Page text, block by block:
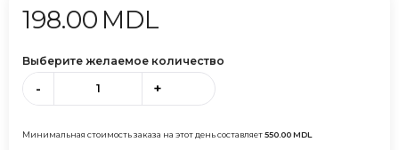
198.00 MDL
Выберите желаемое количество
- +
Минимальная стоимость заказа на этот день составляет550.00MDL